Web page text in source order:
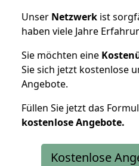
Unser Netzwerk ist
haben viele Jahre
Sie möchten eine
Sie sich jetzt kostenlose
Angebote.
Füllen Sie jetzt das
kostenloseAngebote.
Kostenlose